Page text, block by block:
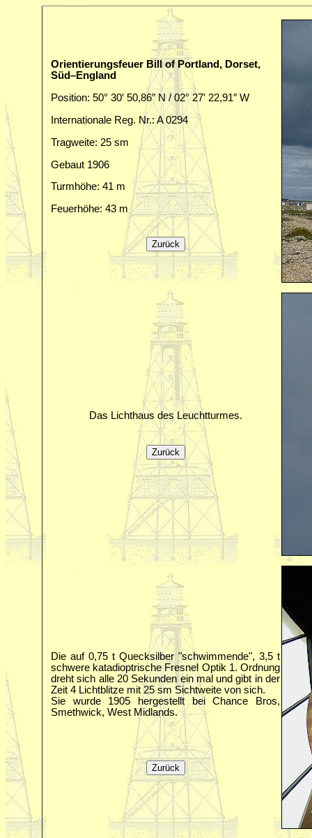
Orientierungsfeuer Bill of Portland, Dorset,
Süd–England
Position: 50° 30′ 50,86″ N / 02° 27′ 22,91″ W
Internationale Reg. Nr.: A 0294
Tragweite: 25 sm
Gebaut 1906
Turmhöhe: 41 m
Feuerhöhe: 43 m
Das Lichthaus des Leuchtturmes.
Die auf 0,75 t Quecksilber "schwimmende", 3,5 t
schwere katadioptrische Fresnel Optik 1. Ordnung
dreht sich alle 20 Sekunden ein mal und gibt in der
Zeit 4 Lichtblitze mit 25 sm Sichtweite von sich.
Sie wurde 1905 hergestellt bei Chance Bros,
Smethwick, West Midlands.